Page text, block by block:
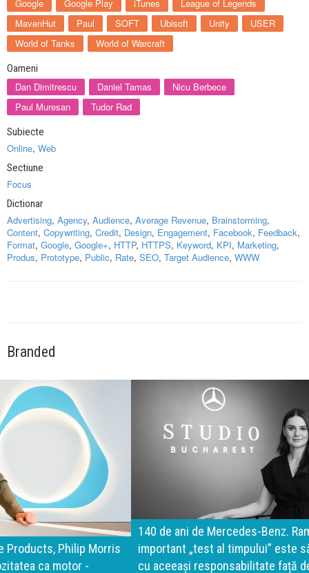
Google
Google Play iTunes
League of Legends
MavenHut
Paul SOFT Ubisoft Unity
USER
World of Tanks
World of Warcraft
Oameni
Dan Dimitrescu Daniel Tamas
Nicu Berbece
Paul Muresan
Tudor Rad
Subiecte
Online, Web
Sectiune
Focus
Dictionar
Advertising, Agency, Audience, Average Revenue, Brainstorming,
Content, Copywriting, Credit, Design, Engagement, Facebook, Feedback,
Format, Google, Google+, HTTP, HTTPS, Keyword, KPI, Marketing,
Produs, Prototype, Public, Rate, SEO, Target Audience, WWW
Branded
140 de ani de Mercedes-Benz. Ramona Pîrlog: Cel mai
important „test al timpului” este să inovăm constant, dar
cu aceeași responsabilitate față de oameni, siguranță și